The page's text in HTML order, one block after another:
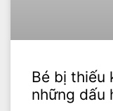
Bé bị thiếu
những dấu